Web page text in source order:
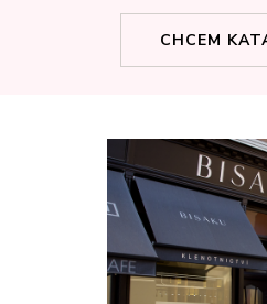
CHCEM